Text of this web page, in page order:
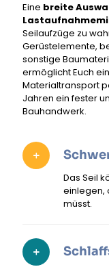
Eine breite
Seilaufzüge zu
Gerüstelemente,
sonstige
ermöglicht Euch
Materialtransport
Jahren ein fester
Bauhandwerk.
Das Seil
einlegen,
müsst.